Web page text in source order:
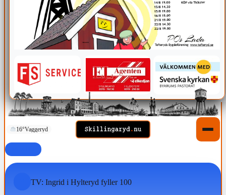
16°Vaggeryd
TV: Ingrid i Hylteryd fyller 100